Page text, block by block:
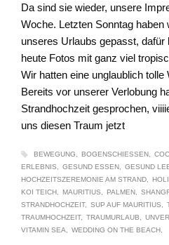
Da sind sie wieder, unsere
Woche. Letzten Sonntag haben
unseres Urlaubs gepasst, dafür
heute Fotos mit ganz viel
Wir hatten eine unglaublich tolle
Bereits vor unserer Verlobung
Strandhochzeit gesprochen,
uns diesen Traum jetzt
BEWEGUNG BOGENSCHIESSEN
ERLEBNIS
GESUND ESSEN GESUND
HOCHZEITSZEREMONIE AM STRAND
KOI TEICH
MAURITIUS PALMEN
STRANDHOCHZEIT
SUP AUF MAURITIUS
TRAUMHOCHZEIT
TRAUMURLAUB
VITAMIN SEA
WEDDING ON THE BEACH